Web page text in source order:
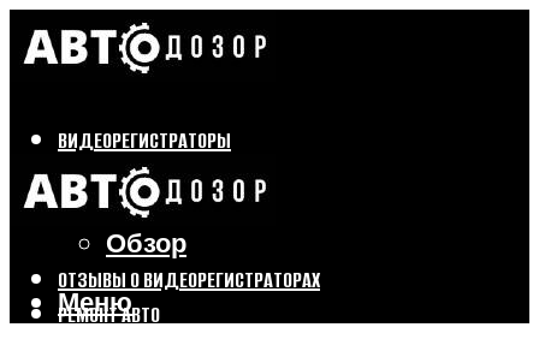
ВИДЕОРЕГИСТРАТОРЫ
Бренды
Выбор
Обзор
ОТЗЫВЫ О ВИДЕОРЕГИСТРАТОРАХ
РЕМОНТ АВТО
Меню